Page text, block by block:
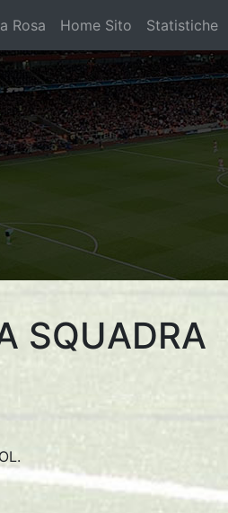
Rosa Home Sito Statistiche
SQUADRA